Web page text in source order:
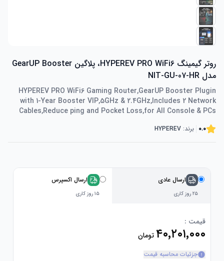
روتر گیمینگ HYPEREV PRO WiFi6، پلاگین GearUP Booster
مدل NIT-GU-07-HR
HYPEREV PRO WiFi6 Gaming Router,GearUP Booster Plugin
with 1-Year Booster VIP,5GHz & 2.4GHz,Includes 2 Network
Cables,Reduce ping and Pocket Loss,for All Console & PCs
0.0 برند: HYPEREV
ارسال عادی
۲۵ روز کاری
ارسال اکسپرس
۱۵ روز کاری
قیمت :
۴۰٬۲۰۱٬۰۰۰تومان
جزئیات محاسبه قیمت